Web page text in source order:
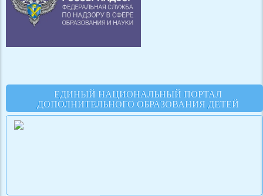
ЕДИНЫЙ НАЦИОНАЛЬНЫЙ ПОРТАЛ
ДОПОЛНИТЕЛЬНОГО ОБРАЗОВАНИЯ ДЕТЕЙ